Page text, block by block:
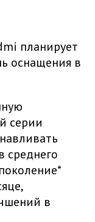
планирует
оснащения в
серии
среднего
*
в